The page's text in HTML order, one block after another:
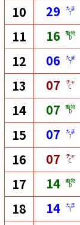
10 29 たま
T
11 16 動物
D
12 06 たま
T
13 07 チャ
C
14 07 動物
D
15 07 たま
T
16 07 チャ
C
17 14 動物
D
18 14 たま
T